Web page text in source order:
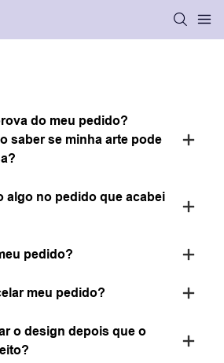
do meu pedido?
saber se minha arte pode
algo no pedido que acabei
pedido?
meu pedido?
o design depois que o